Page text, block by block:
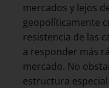
mercados y lejos
geopolíticamente
resistencia de las
a responder más
mercado. No
estructura especial